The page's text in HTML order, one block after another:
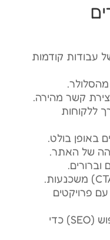
עבודות קודמות
קשר מהירה.
ללקוחות
באופן בולט.
של האתר.
פרויקטים
בצעו אופטימיזציה למנועי חיפוש (SEO) כדי